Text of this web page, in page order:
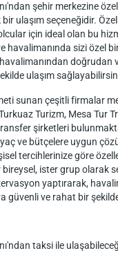
şehir merkezine
ulaşım seçeneğidir.
için ideal olan bu
havalimanında sizi özel
doğrudan
ulaşım
sunan çeşitli firmalar
Turizm, Mesa Tur
şirketleri
ve bütçelere uygun
tercihlerinize göre
bireysel, ister grup olarak
yaptırarak,
güvenli ve rahat bir
taksi ile